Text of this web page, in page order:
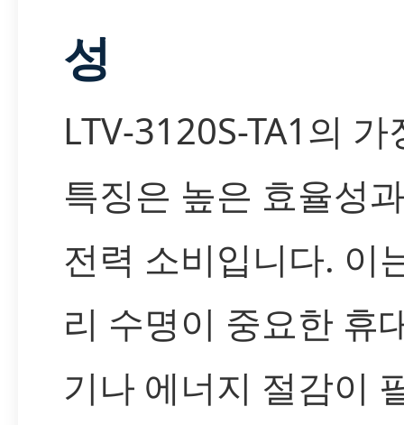
성
LTV-3120S-TA1의 가
특징은 높은 효율성
전력 소비입니다. 이
리 수명이 중요한 휴
기나 에너지 절감이